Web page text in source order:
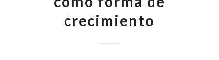
crecimiento